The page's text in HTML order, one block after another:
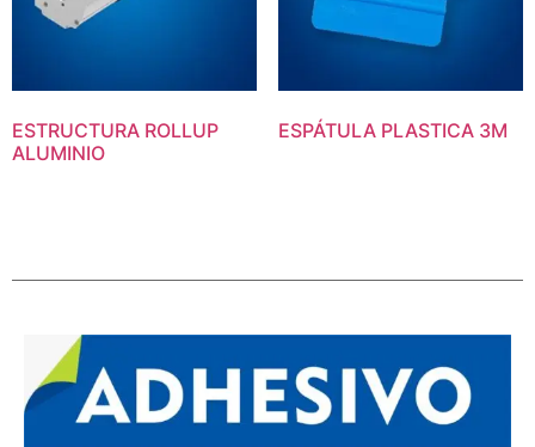
ESTRUCTURA ROLLUP
ALUMINIO
ESPÁTULA PLASTICA 3M